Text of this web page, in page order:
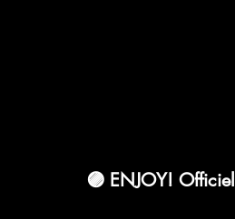
🟣 ENJOY! Officiel